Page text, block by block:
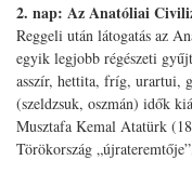
2. nap: Az Anatóliai
Reggeli után látogatás az
egyik legjobb régészeti
asszír, hettita, fríg, urartui,
(szeldzsuk, oszmán) idők
Musztafa Kemal Atatürk
Törökország